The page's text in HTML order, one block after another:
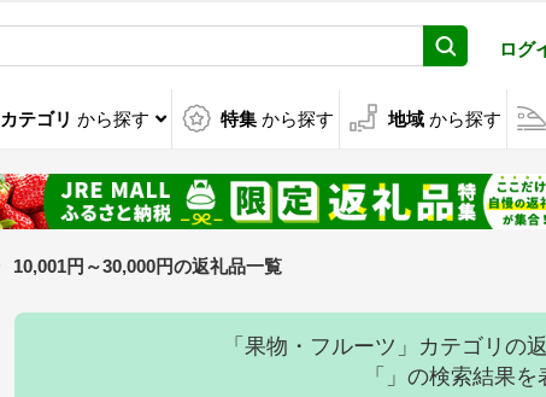
ログ
カテゴリ から探す 特集 から探す 地域 から探す
10,001円～30,000円の返礼品一覧
「果物・フルーツ」カテゴリの
「」の検索結果を